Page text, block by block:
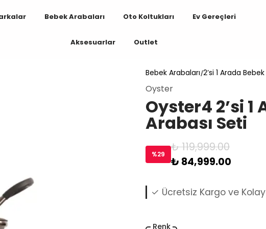
Bebek Arabaları Oto Koltukları Ev Gereçleri
Aksesuarlar Outlet
Bebek Arabaları 2’si 1 Arada
Oyster
Oyster4 2’si 1
Arabası Seti
%29
₺ 119,999.00
₺ 84,999.00
✓ 2017’den Beri Uzmanlık
Renk